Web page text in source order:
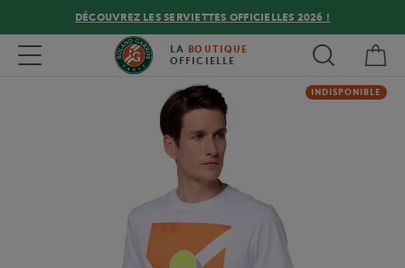
DÉCOUVREZ LES SERVIETTES OFFICIELLES 2026 !
Toggle navigation LA BOUTIQUE
OFFICIELLE
INDISPONIBLE